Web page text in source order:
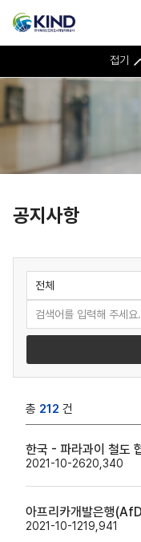
접기
공지사항
총 212 건
2021-10-2620,340
2021-10-1219,941